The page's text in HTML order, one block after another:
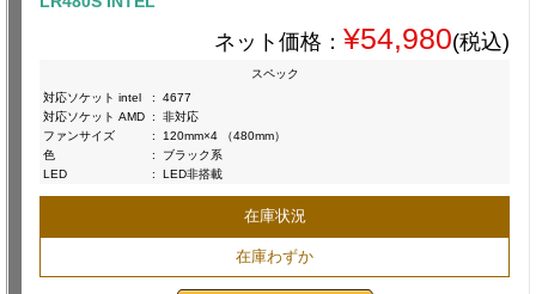
ネット価格： ¥54,980(税込)
スペック
対応ソケット intel
:
4677
対応ソケット AMD :
非対応
ファンサイズ
:
120mm×4 （480mm）
色
:
ブラック系
LED
: LED非搭載
在庫状況
在庫わずか